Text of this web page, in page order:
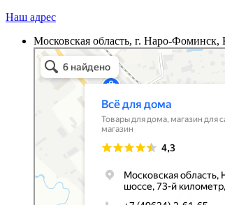
Наш адрес
Московская область, г. Наро-